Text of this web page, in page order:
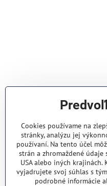
Cookies používame na
stránky, analýzu jej
používaní. Na tento účel
strán a zhromaždené údaje
USA alebo iných krajinách.
vyjadrujete svoj súhlas s
podrobné informácie